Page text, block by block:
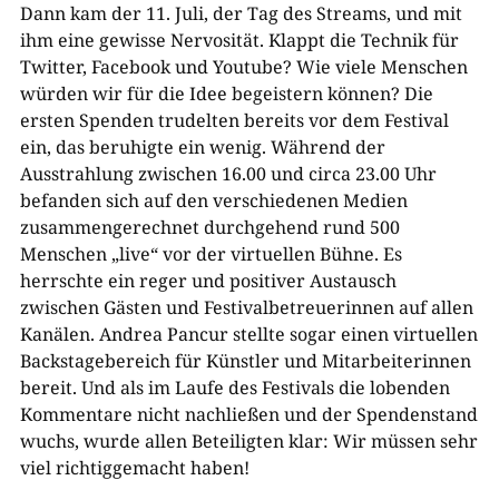
Dann kam der 11. Juli, der Tag des Streams, und mit
ihm eine gewisse Nervosität. Klappt die Technik für
Twitter, Facebook und Youtube? Wie viele Menschen
würden wir für die Idee begeistern können? Die
ersten Spenden trudelten bereits vor dem Festival
ein, das beruhigte ein wenig. Während der
Ausstrahlung zwischen 16.00 und circa 23.00 Uhr
befanden sich auf den verschiedenen Medien
zusammengerechnet durchgehend rund 500
Menschen „live“ vor der virtuellen Bühne. Es
herrschte ein reger und positiver Austausch
zwischen Gästen und Festivalbetreuerinnen auf allen
Kanälen. Andrea Pancur stellte sogar einen virtuellen
Backstagebereich für Künstler und Mitarbeiterinnen
bereit. Und als im Laufe des Festivals die lobenden
Kommentare nicht nachließen und der Spendenstand
wuchs, wurde allen Beteiligten klar: Wir müssen sehr
viel richtiggemacht haben!